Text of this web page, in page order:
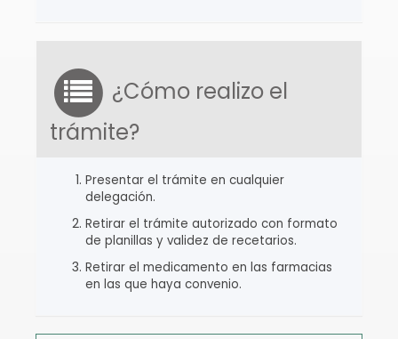
¿Cómo realizo el
trámite?
Presentar el trámite en cualquier
delegación.
Retirar el trámite autorizado con formato
de planillas y validez de recetarios.
Retirar el medicamento en las farmacias
en las que haya convenio.